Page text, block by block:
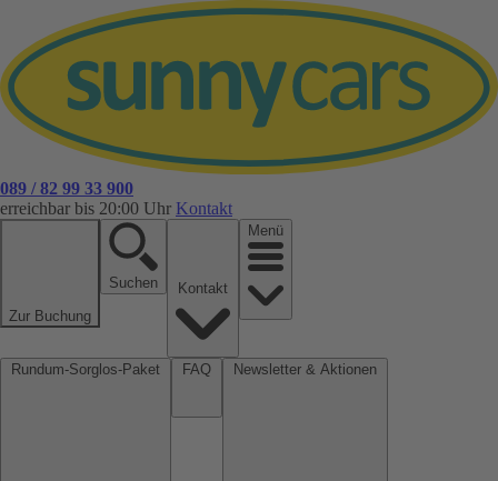
089 / 82 99 33 900
erreichbar bis 20:00 Uhr Kontakt
Zur Buchung
Suchen
Menü